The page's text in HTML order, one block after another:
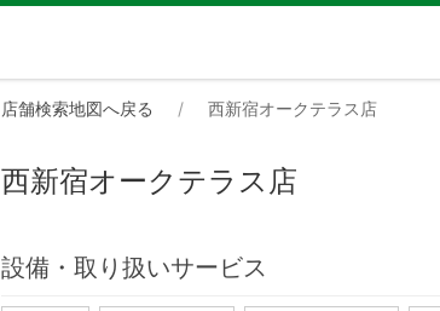
店舗検索地図へ戻る 西新宿オークテラス店
西新宿オークテラス店
設備・取り扱いサービス